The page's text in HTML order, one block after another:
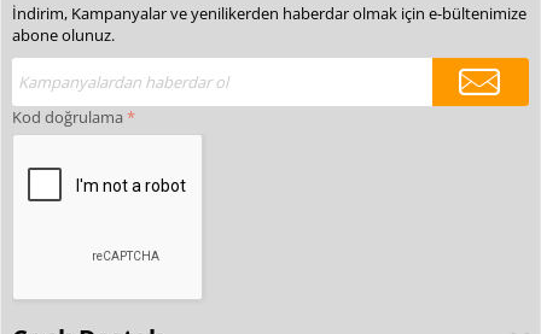
İndirim, Kampanyalar ve yenilikerden haberdar olmak için e-bültenimize
abone olunuz.
Kod doğrulama